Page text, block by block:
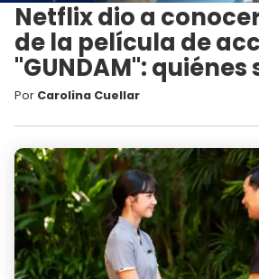
Netflix dio a
de la película de
"GUNDAM": quiénes
Por Carolina Cuellar